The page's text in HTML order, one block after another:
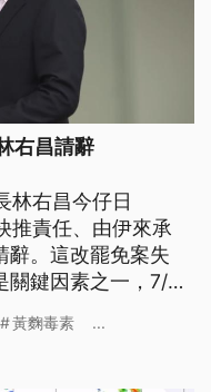
右昌請辭
林右昌今仔日
推責任、由伊來承
辭。這改罷免案失
鍵因素之一，7/31
標題、導言為台語
黃麴毒素 ...